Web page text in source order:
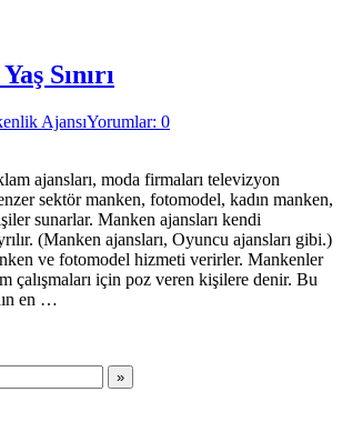
Sınırı
AjansıYorumlar: 0
ajansları, moda firmaları televizyon
sektör manken, fotomodel, kadın manken,
sunarlar. Manken ajansları kendi
(Manken ajansları, Oyuncu ajansları gibi.)
ve fotomodel hizmeti verirler. Mankenler
çalışmaları için poz veren kişilere denir. Bu
en …